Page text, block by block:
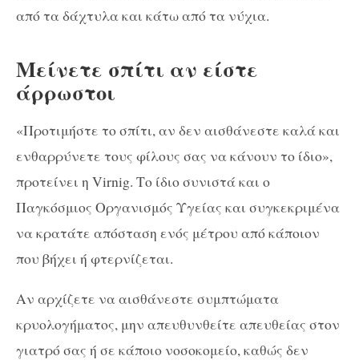
από τα δάχτυλα και κάτω από τα νύχια.
Μείνετε σπίτι αν είστε
άρρωστοι
«Προτιμήστε το σπίτι, αν δεν αισθάνεστε καλά και
ενθαρρύνετε τους φίλους σας να κάνουν το ίδιο»,
προτείνει η Virnig. Το ίδιο συνιστά και ο
Παγκόσμιος Οργανισμός Υγείας και συγκεκριμένα
να κρατάτε απόσταση ενός μέτρου από κάποιον
που βήχει ή φτερνίζεται.
Αν αρχίζετε να αισθάνεστε συμπτώματα
κρυολογήματος, μην απευθυνθείτε απευθείας στον
γιατρό σας ή σε κάποιο νοσοκομείο, καθώς δεν